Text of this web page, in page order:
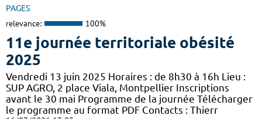
PAGES
relevance: 100%
11e journée territoriale obésité
2025
Vendredi 13 juin 2025 Horaires : de 8h30 à 16h Lieu :
SUP AGRO, 2 place Viala, Montpellier Inscriptions
avant le 30 mai Programme de la journée Télécharger
le programme au format PDF Contacts : Thierr